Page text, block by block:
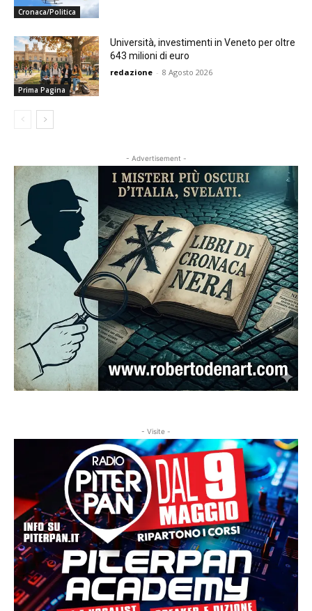
Cronaca/Politica
Prima Pagina
Università, investimenti in Veneto per oltre
643 milioni di euro
redazione - 8 Agosto 2026
- Advertisement -
- Visite -